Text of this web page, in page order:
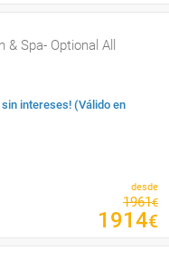
Spa- Optional All
sin intereses! (Válido en
desde
1961€
1914€